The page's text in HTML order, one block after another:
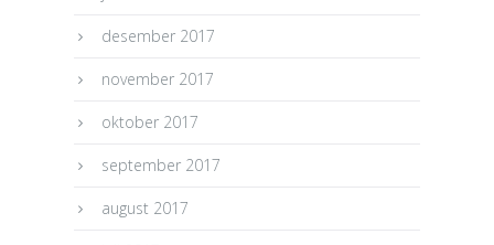
desember 2017
november 2017
oktober 2017
september 2017
august 2017